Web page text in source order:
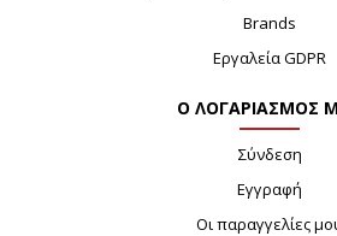
Brands
Εργαλεία GDPR
Ο ΛΟΓΑΡΙΑΣΜΟΣ
Σύνδεση
Εγγραφή
Οι παραγγελίες